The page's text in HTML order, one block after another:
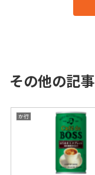
その他の記事
か行